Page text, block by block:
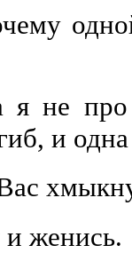
я не про
и одна
женись.